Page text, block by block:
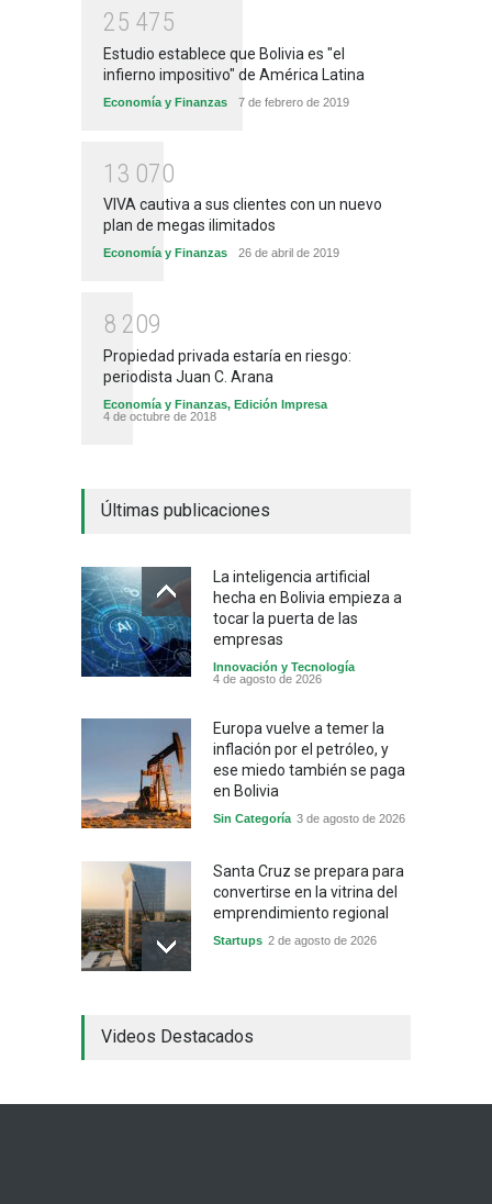
25 475
Estudio establece que Bolivia es "el
infierno impositivo" de América Latina
Economía y Finanzas 7 de febrero de 2019
1 3 070
VIVA cautiva a sus clientes con un nuevo
plan de megas ilimitados
Economía y Finanzas 26 de abril de 2019
8 209
Propiedad privada estaría en riesgo:
periodista Juan C. Arana
Economía y Finanzas, Edición Impresa
4 de octubre de 2018
Últimas publicaciones
La inteligencia artificial
hecha en Bolivia empieza a
tocar la puerta de las
empresas
Innovación y Tecnología
4 de agosto de 2026
Europa vuelve a temer la
inflación por el petróleo, y
ese miedo también se paga
en Bolivia
Sin Categoría 3 de agosto de 2026
Santa Cruz se prepara para
convertirse en la vitrina del
emprendimiento regional
Startups 2 de agosto de 2026
industrial y el golpe puede
Sin Categoría 1 de agosto de 2026
Videos Destacados